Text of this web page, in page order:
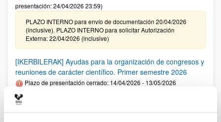
presentación: 24/04/2026 23:59)
PLAZO INTERNO para envío de documentación 20/04/2026
(inclusive). PLAZO INTERNO para solicitar Autorización
Externa: 22/04/2026 (inclusive)
[IKERBILERAK] Ayudas para la organización de congresos y
reuniones de carácter científico. Primer semestre 2026
Plazo de presentación cerrado: 14/04/2026 - 13/05/2026